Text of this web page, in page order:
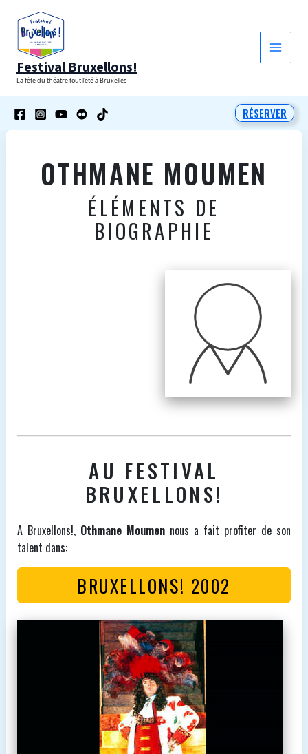
contenu
Festival Bruxellons!
La fête du théâtre tout l'été à Bruxelles
RÉSERVER
OTHMANE MOUMEN
ÉLÉMENTS DE
BIOGRAPHIE
AU FESTIVAL
BRUXELLONS!
A Bruxellons!, Othmane Moumennous a fait profiter de son
talent dans:
BRUXELLONS! 2002